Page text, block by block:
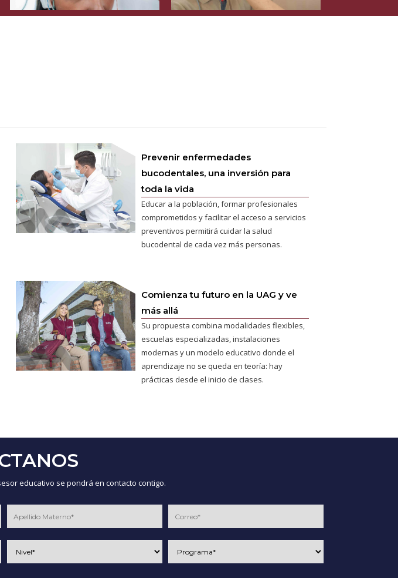
Prevenir enfermedades
bucodentales, una inversión para
toda la vida
Educar a la población, formar profesionales
comprometidos y facilitar el acceso a servicios
preventivos permitirá cuidar la salud
bucodental de cada vez más personas.
Comienza tu futuro en la UAG y ve
más allá
Su propuesta combina modalidades flexibles,
escuelas especializadas, instalaciones
modernas y un modelo educativo donde el
aprendizaje no se queda en teoría: hay
prácticas desde el inicio de clases.
educativo se pondrá en contacto contigo.